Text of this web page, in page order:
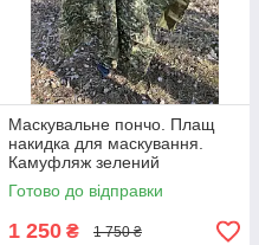
Маскувальне пончо. Плащ
накидка для маскування.
Камуфляж зелений
Готово до відправки
1 250 ₴ 1 750 ₴